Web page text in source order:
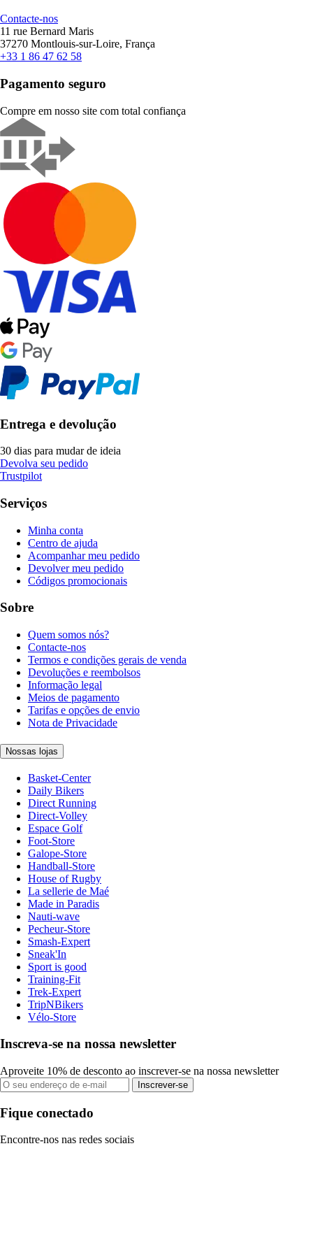
Contacte-nos
11 rue Bernard Maris
37270 Montlouis-sur-Loire, França
+33 1 86 47 62 58
Pagamento seguro
Compre em nosso site com total confiança
Entrega e devolução
30 dias para mudar de ideia
Devolva seu pedido
Trustpilot
Serviços
Minha conta
Centro de ajuda
Acompanhar meu pedido
Devolver meu pedido
Códigos promocionais
Sobre
Quem somos nós?
Contacte-nos
Termos e condições gerais de venda
Devoluções e reembolsos
Informação legal
Meios de pagamento
Tarifas e opções de envio
Nota de Privacidade
Nossas lojas
Basket-Center
Daily Bikers
Direct Running
Direct-Volley
Espace Golf
Foot-Store
Galope-Store
Handball-Store
House of Rugby
La sellerie de Maé
Made in Paradis
Nauti-wave
Pecheur-Store
Smash-Expert
Sneak'In
Sport is good
Training-Fit
Trek-Expert
TripNBikers
Vélo-Store
Inscreva-se na nossa newsletter
Aproveite 10% de desconto ao inscrever-se na nossa newsletter
Inscrever-se
Fique conectado
Encontre-nos nas redes sociais